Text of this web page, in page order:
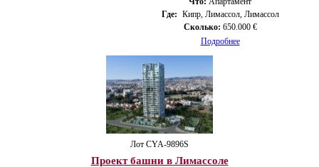
Где: Кипр, Лимассол, Лимассол
Сколько: 650.000 €
Подробнее
Лот CYA-9896S
Проект башни в Лимассоле